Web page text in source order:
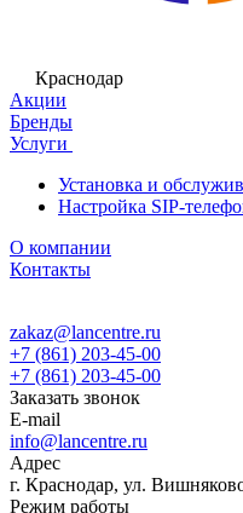
Краснодар
Акции
Бренды
Услуги
Установка и
Настройка SIP-
О компании
Контакты
zakaz@lancentre.ru
+7 (861) 203-45-00
+7 (861) 203-45-00
Заказать звонок
E-mail
info@lancentre.ru
Адрес
г. Краснодар, ул.
Режим работы